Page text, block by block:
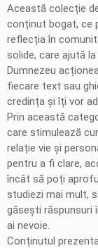
Această colecție
conținut bogat, ce
reflecția în
solide, care ajută
Dumnezeu
fiecare text sau
credința și îți vor
Prin această
care stimulează
relație vie și
pentru a fi clare,
încât să poți
studiezi mai mult,
găsești răspunsuri
ai nevoie.
Conținutul